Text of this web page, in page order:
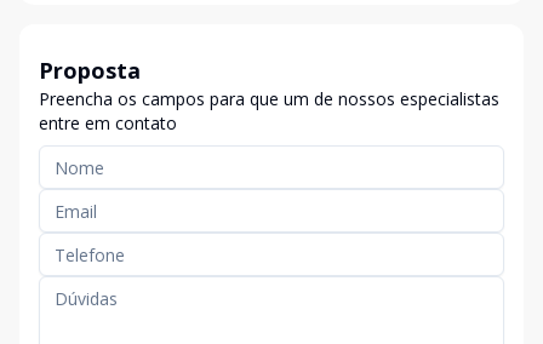
Proposta
Preencha os campos para que um de nossos especialistas
entre em contato